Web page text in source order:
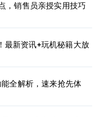
，销售员亲授实用技巧
最新资讯+玩机秘籍大放
全解析，速来抢先体